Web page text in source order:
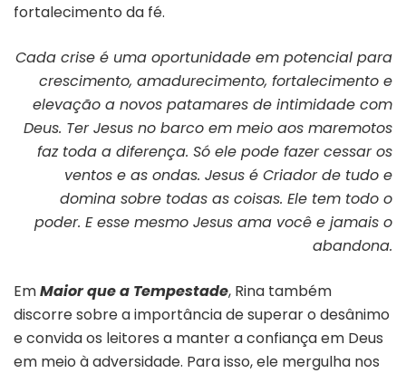
fortalecimento da fé.
Cada crise é uma oportunidade em potencial para
crescimento, amadurecimento, fortalecimento e
elevação a novos patamares de intimidade com
Deus. Ter Jesus no barco em meio aos maremotos
faz toda a diferença. Só ele pode fazer cessar os
ventos e as ondas. Jesus é Criador de tudo e
domina sobre todas as coisas. Ele tem todo o
poder. E esse mesmo Jesus ama você e jamais o
abandona.
EmMaior que a Tempestade, Rina também
discorre sobre a importância de superar o desânimo
e convida os leitores a manter a confiança em Deus
em meio à adversidade. Para isso, ele mergulha nos